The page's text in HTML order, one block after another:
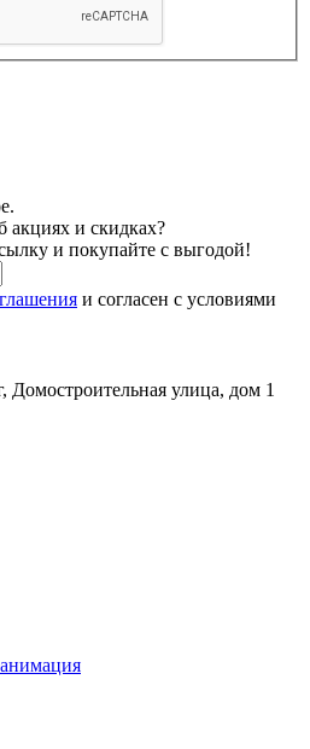
акциях и скидках?
и покупайте с выгодой!
и согласен с условиями
Домостроительная улица, дом 1